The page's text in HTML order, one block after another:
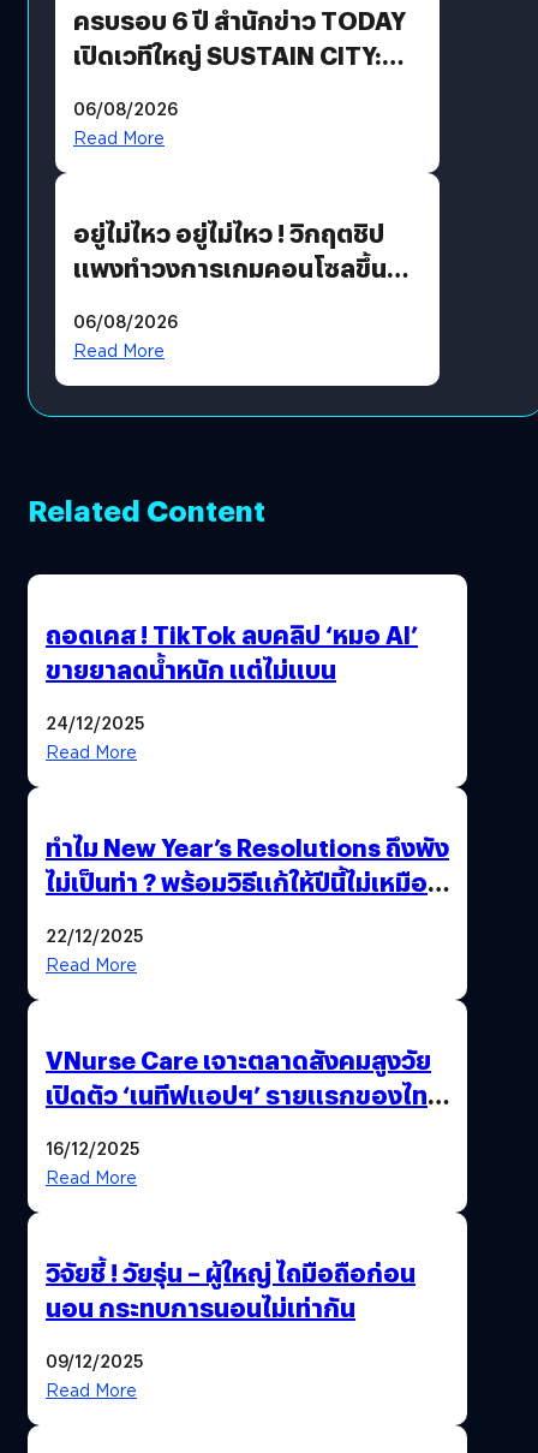
ครบรอบ 6 ปี สำนักข่าว TODAY
เปิดเวทีใหญ่ SUSTAIN CITY:
แนวทางปรับตัวสู่เศรษฐกิจสี
06/08/2026
Read More
อยู่ไม่ไหว อยู่ไม่ไหว ! วิกฤตชิป
แพงทำวงการเกมคอนโซลขึ้น
?
06/08/2026
Read More
Related Content
ถอดเคส ! TikTok ลบคลิป ‘หมอ AI’
ขายยาลดน้ำหนัก แต่ไม่แบน
24/12/2025
Read More
ทำไม New Year’s Resolutions ถึงพัง
ไม่เป็นท่า ? พร้อมวิธีแก้ให้ปีนี้ไม่เหมือน
22/12/2025
Read More
VNurse Care เจาะตลาดสังคมสูงวัย
เปิดตัว ‘เนทีฟแอปฯ’ รายแรกของไทย
จบในที่เดียว
16/12/2025
Read More
วิจัยชี้ ! วัยรุ่น – ผู้ใหญ่ ไถมือถือก่อน
นอน กระทบการนอนไม่เท่ากัน
09/12/2025
Read More